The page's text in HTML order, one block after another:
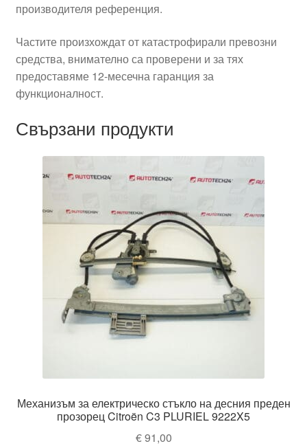
производителя референция.
Частите произхождат от катастрофирали превозни
средства, внимателно са проверени и за тях
предоставяме 12-месечна гаранция за
функционалност.
Свързани продукти
Механизъм за електрическо стъкло на десния преден
прозорец Citroën C3 PLURIEL 9222X5
€91,00